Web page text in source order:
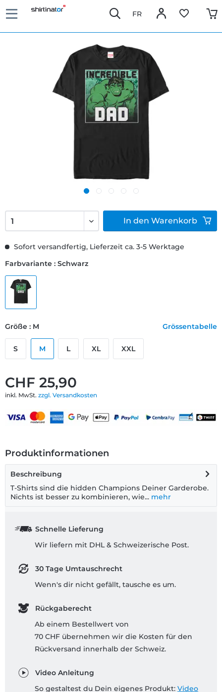
FR
CHF 25,90
inkl. MwSt. zzgl. Versandkosten
Sofort versandfertig, Lieferzeit ca. 3-5 Werktage
Farbvariante : Schwarz
Größe : M Grössentabelle
S M L XL XXL
In den Warenkorb
Produktinformationen
Beschreibung
T-Shirts sind die hidden Champions Deiner Garderobe.
Nichts ist besser zu kombinieren, wie... mehr
Schnelle Lieferung
Wir liefern mit DHL & Schweizerische Post.
30 Tage Umtauschrecht
Wenn's dir nicht gefällt, tausche es um.
Rückgaberecht
Ab einem Bestellwert von
70 CHF übernehmen wir die Kosten für den
Rückversand innerhalb der Schweiz.
Video Anleitung
So gestaltest du Dein eigenes Produkt: Video